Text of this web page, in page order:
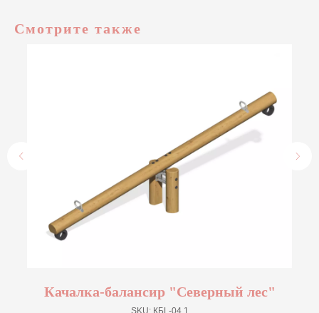
Смотрите также
Качалка-балансир "Северный лес"
SKU: КБL-04.1